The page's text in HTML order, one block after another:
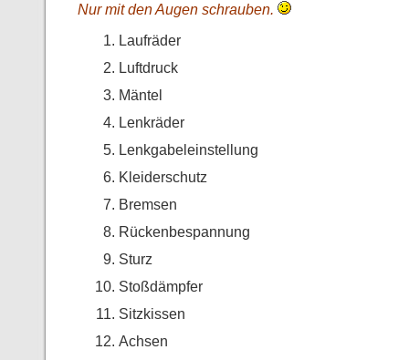
Nur mit den Augen schrauben.
Laufräder
Luftdruck
Mäntel
Lenkräder
Lenkgabeleinstellung
Kleiderschutz
Bremsen
Rückenbespannung
Sturz
Stoßdämpfer
Sitzkissen
Achsen